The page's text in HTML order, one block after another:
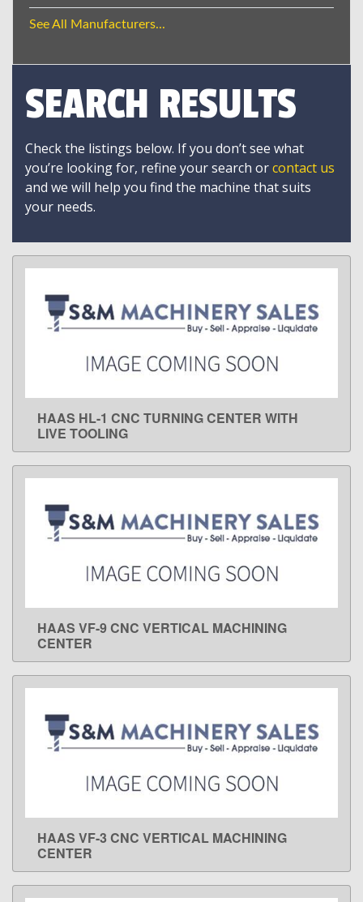
See All Manufacturers...
SEARCH RESULTS
Check the listings below. If you don’t see what
you’re looking for, refine your search orcontact us
and we will help you find the machine that suits
your needs.
LEARN MORE
HAAS HL-1 CNC TURNING CENTER WITH
LIVE TOOLING
LEARN MORE
HAAS VF-9 CNC VERTICAL MACHINING
CENTER
LEARN MORE
HAAS VF-3 CNC VERTICAL MACHINING
CENTER